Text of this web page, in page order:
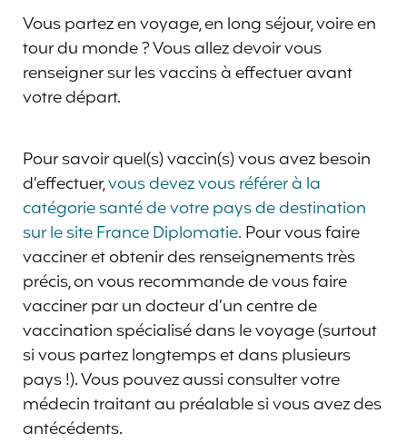
Vous partez en voyage, en long séjour, voire en
tour du monde ? Vous allez devoir vous
renseigner sur les vaccins à effectuer avant
votre départ.
Pour savoir quel(s) vaccin(s) vous avez besoin
d’effectuer,vous devez vous référer à la
catégorie santé de votre pays de destination
sur le site France Diplomatie. Pour vous faire
vacciner et obtenir des renseignements très
précis, on vous recommande de vous faire
vacciner par un docteur d’un centre de
vaccination spécialisé dans le voyage (surtout
si vous partez longtemps et dans plusieurs
pays !). Vous pouvez aussi consulter votre
médecin traitant au préalable si vous avez des
antécédents.